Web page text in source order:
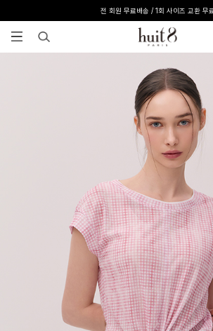
[온라인 익스클루시브] 온라인 회원 단독